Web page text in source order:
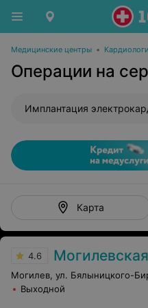
Медицинские центры •
Операции на
Карта
4.6
Могилев, ул. Бялыницкого-
Выходной